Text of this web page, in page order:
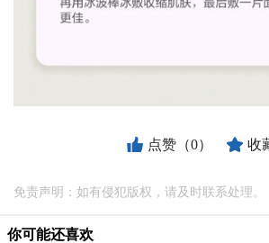
点赞（0） 收
免责声明：如有侵犯版权，请及时联系处理。
你可能还喜欢